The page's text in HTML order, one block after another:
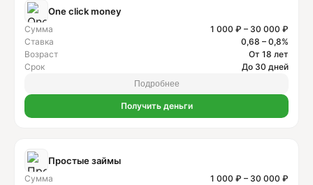
One click money
Сумма
1 000 ₽ – 30 000 ₽
Ставка
0,68 – 0,8%
Возраст
От 18 лет
Срок
До 30 дней
Подробнее
Получить деньги
Простые займы
Сумма
1 000 ₽ – 30 000 ₽